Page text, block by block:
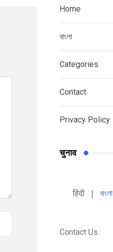
Home
বাংলা
Categories
Contact
Privacy Policy
चुनाव
हिंदी | বাংলা
Contact Us :